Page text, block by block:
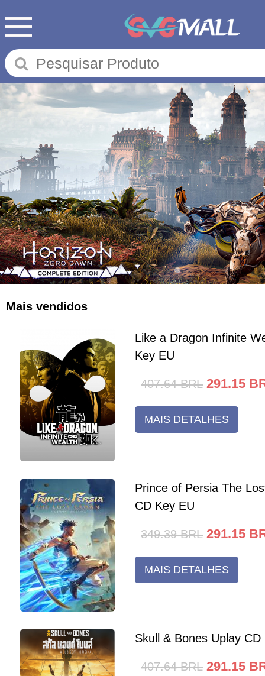
Mais vendidos
Like a Dragon Infinite
Key EU
407.64 BRL 291.15
MAIS DETALHES
Prince of Persia The
CD Key EU
349.39 BRL 291.15
MAIS DETALHES
Skull & Bones Uplay CD
407.64 BRL 291.15